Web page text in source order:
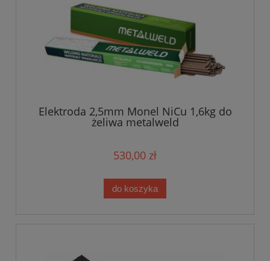
Elektroda 2,5mm Monel NiCu 1,6kg do
żeliwa metalweld
530,00 zł
do koszyka